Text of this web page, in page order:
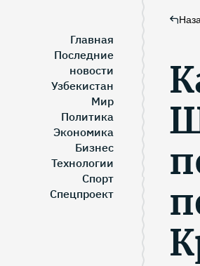
Главная
Последние
новости
Узбекистан
Мир
Политика
Экономика
Бизнес
Технологии
Спорт
Спецпроект